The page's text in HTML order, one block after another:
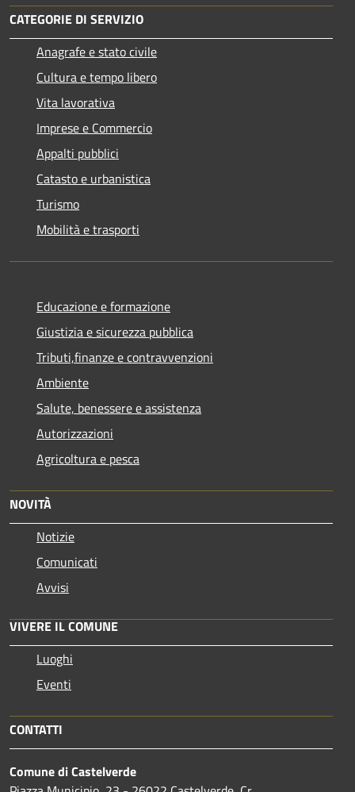
CATEGORIE DI SERVIZIO
Anagrafe e stato civile
Cultura e tempo libero
Vita lavorativa
Imprese e Commercio
Appalti pubblici
Catasto e urbanistica
Turismo
Mobilità e trasporti
Educazione e formazione
Giustizia e sicurezza pubblica
Tributi,finanze e contravvenzioni
Ambiente
Salute, benessere e assistenza
Autorizzazioni
Agricoltura e pesca
NOVITÀ
Notizie
Comunicati
Avvisi
VIVERE IL COMUNE
Luoghi
Eventi
CONTATTI
Comune di Castelverde